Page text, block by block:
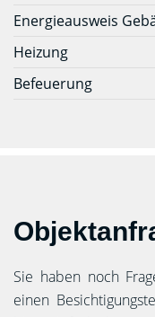
Energieausweis
Heizung
Befeuerung
Sie haben noch
einen